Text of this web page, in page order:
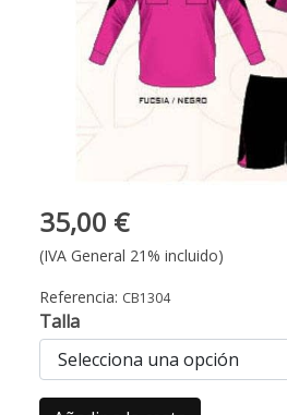
35,00 €
(IVA General 21% incluido)
Referencia: CB1304
Talla